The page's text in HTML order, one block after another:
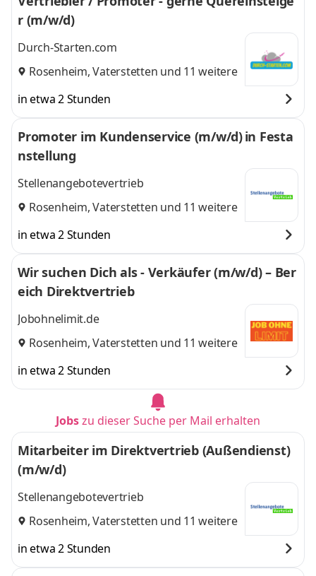
r (m/w/d)
Durch-Starten.com
Rosenheim,Vaterstetten und 11 weitere
in etwa 2 Stunden
Promoter im Kundenservice (m/w/d) in Festa
nstellung
Stellenangebotevertrieb
Rosenheim,Vaterstetten und 11 weitere
in etwa 2 Stunden
Wir suchen Dich als - Verkäufer (m/w/d) – Ber
eich Direktvertrieb
Jobohnelimit.de
Rosenheim,Vaterstetten und 11 weitere
in etwa 2 Stunden
Jobszu dieser Suche per Mail erhalten
Mitarbeiter im Direktvertrieb (Außendienst)
(m/w/d)
Stellenangebotevertrieb
Rosenheim,Vaterstetten und 11 weitere
in etwa 2 Stunden